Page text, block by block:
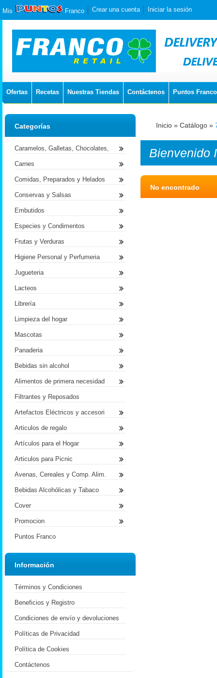
Mis Franco Crear una cuenta Iniciar la sesión
Ofertas Recetas Nuestras Tiendas Contáctenos Puntos Franco
Inicio » Catálogo »
Bienvenido
No encontrado
Categorías
Caramelos, Galletas, Chocolates,
Carnes
Comidas, Preparados y Helados
Conservas y Salsas
Embutidos
Especies y Condimentos
Frutas y Verduras
Higiene Personal y Perfumeria
Jugueteria
Lacteos
Librería
Limpieza del hogar
Mascotas
Panaderia
Bebidas sin alcohol
Alimentos de primera necesidad
Filtrantes y Reposados
Artefactos Eléctricos y accesori
Articulos de regalo
Artículos para el Hogar
Articulos para Picnic
Avenas, Cereales y Comp. Alim.
Bebidas Alcohólicas y Tabaco
Cover
Promocion
Puntos Franco
Información
Términos y Condiciones
Beneficios y Registro
Condiciones de envío y devoluciones
Políticas de Privacidad
Política de Cookies
Contáctenos